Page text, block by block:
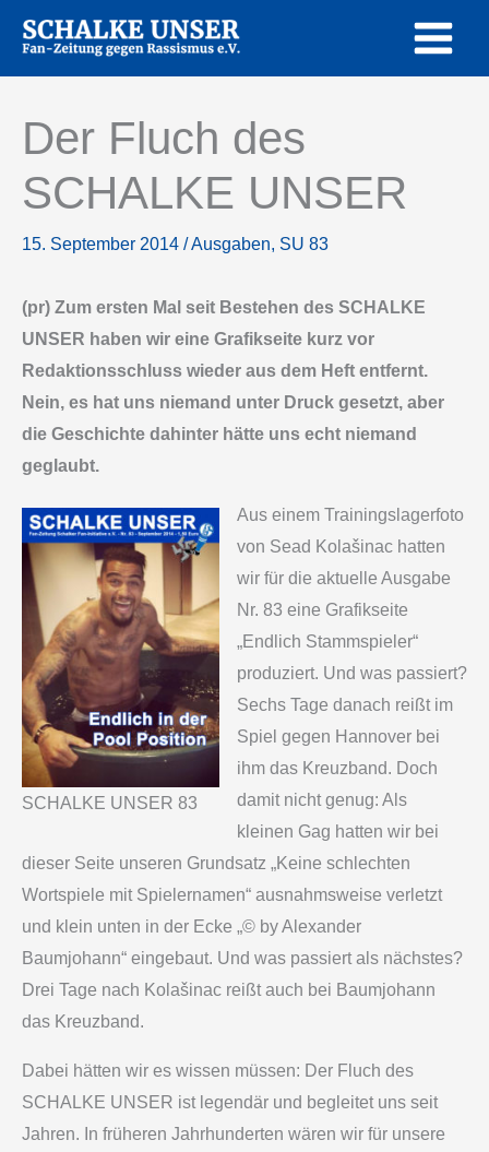
Inhalt
springen
Der Fluch des
SCHALKE UNSER
15. September 2014 /Ausgaben, SU 83
(pr) Zum ersten Mal seit Bestehen des SCHALKE
UNSER haben wir eine Grafikseite kurz vor
Redaktionsschluss wieder aus dem Heft entfernt.
Nein, es hat uns niemand unter Druck gesetzt, aber
die Geschichte dahinter hätte uns echt niemand
geglaubt.
SCHALKE UNSER 83
Aus einem Trainingslagerfoto
von Sead Kolašinac hatten
wir für die aktuelle Ausgabe
Nr. 83 eine Grafikseite
„Endlich Stammspieler“
produziert. Und was passiert?
Sechs Tage danach reißt im
Spiel gegen Hannover bei
ihm das Kreuzband. Doch
damit nicht genug: Als
kleinen Gag hatten wir bei
dieser Seite unseren Grundsatz „Keine schlechten
Wortspiele mit Spielernamen“ ausnahmsweise verletzt
und klein unten in der Ecke „© by Alexander
Baumjohann“ eingebaut. Und was passiert als nächstes?
Drei Tage nach Kolašinac reißt auch bei Baumjohann
das Kreuzband.
Dabei hätten wir es wissen müssen: Der Fluch des
SCHALKE UNSER ist legendär und begleitet uns seit
Jahren. In früheren Jahrhunderten wären wir für unsere